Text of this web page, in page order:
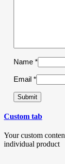
Name *
Email *
Custom tab
Your custom
individual product